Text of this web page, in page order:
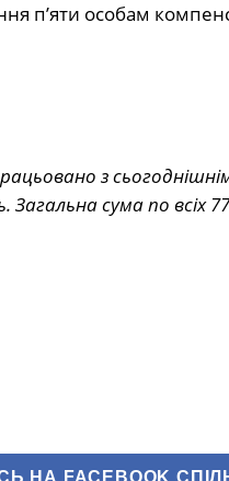
п’яти особам
з
сума по всіх 77